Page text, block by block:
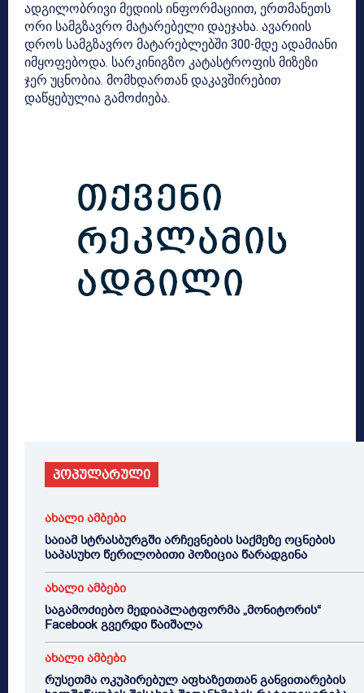
ადგილობრივი მედიის ინფორმაციით, ერთმანეთს
ორი სამგზავრო მატარებელი დაეჯახა. ავარიის
დროს სამგზავრო მატარებლებში 300-მდე ადამიანი
იმყოფებოდა. სარკინიგზო კატასტროფის მიზეზი
ჯერ უცნობია. მომხდართან დაკავშირებით
დაწყებულია გამოძიება.
პოპულარული
ახალი ამბები
საიამ სტრასბურგში არჩევნების საქმეზე ოცნების
საპასუხო წერილობითი პოზიცია წარადგინა
ახალი ამბები
საგამოძიებო მედიაპლატფორმა „მონიტორის“
Facebook გვერდი წაიშალა
ახალი ამბები
რუსეთმა ოკუპირებულ აფხაზეთთან განვითარების